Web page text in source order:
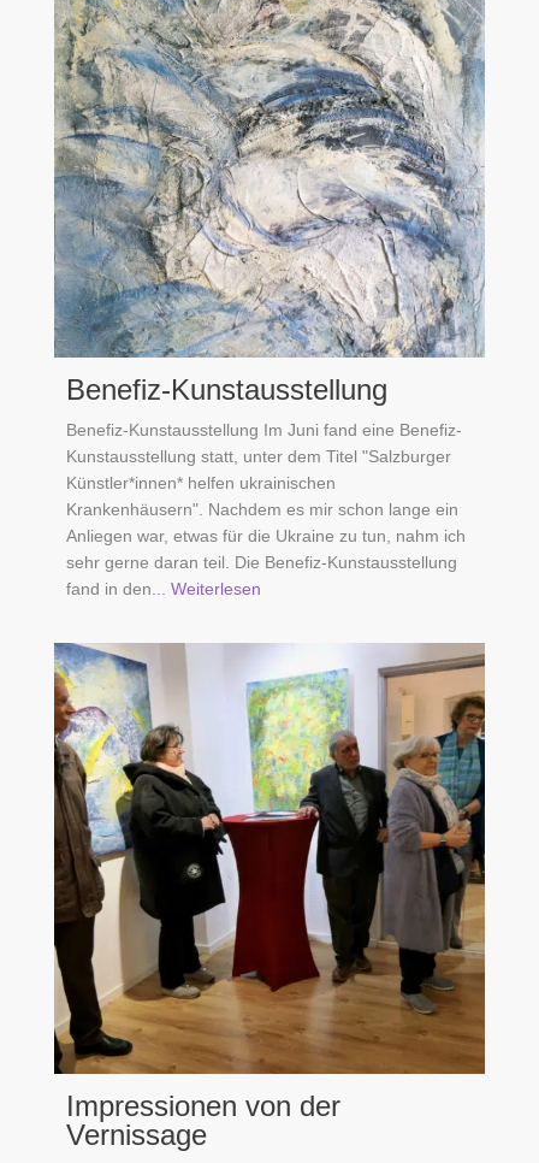
Benefiz-Kunstausstellung
Benefiz-Kunstausstellung Im Juni fand eine Benefiz-
Kunstausstellung statt, unter dem Titel "Salzburger
Künstler*innen* helfen ukrainischen
Krankenhäusern". Nachdem es mir schon lange ein
Anliegen war, etwas für die Ukraine zu tun, nahm ich
sehr gerne daran teil. Die Benefiz-Kunstausstellung
fand in den ... Weiterlesen
Impressionen von der
Vernissage